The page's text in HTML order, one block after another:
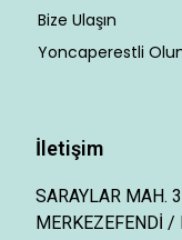
Bize Ulaşın
Yoncaperestli
İletişim
SARAYLAR MAH.
MERKEZEFENDİ /